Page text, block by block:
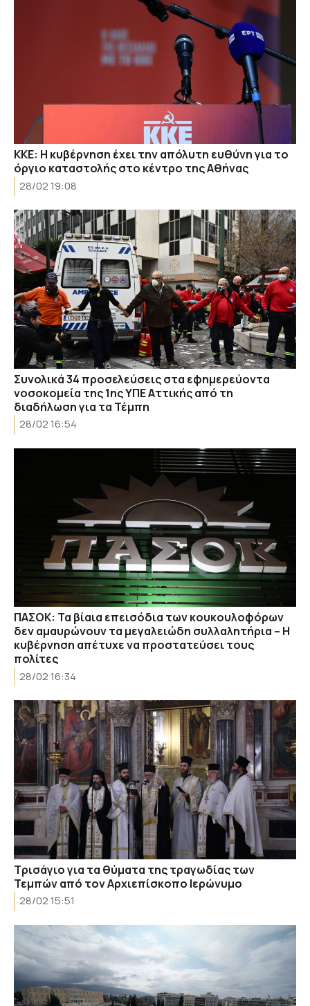
ΚΚΕ: Η κυβέρνηση έχει την απόλυτη ευθύνη για το
όργιο καταστολής στο κέντρο της Αθήνας
28/02 19:08
Συνολικά 34 προσελεύσεις στα εφημερεύοντα
νοσοκομεία της 1ης ΥΠΕ Αττικής από τη
διαδήλωση για τα Τέμπη
28/02 16:54
ΠΑΣΟΚ: Τα βίαια επεισόδια των κουκουλοφόρων
δεν αμαυρώνουν τα μεγαλειώδη συλλαλητήρια – Η
κυβέρνηση απέτυχε να προστατεύσει τους
πολίτες
28/02 16:34
Τρισάγιο για τα θύματα της τραγωδίας των
Τεμπών από τον Αρχιεπίσκοπο Ιερώνυμο
28/02 15:51